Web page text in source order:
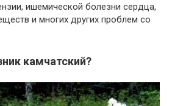
ишемической болезни сердца,
и многих других проблем со
камчатский?